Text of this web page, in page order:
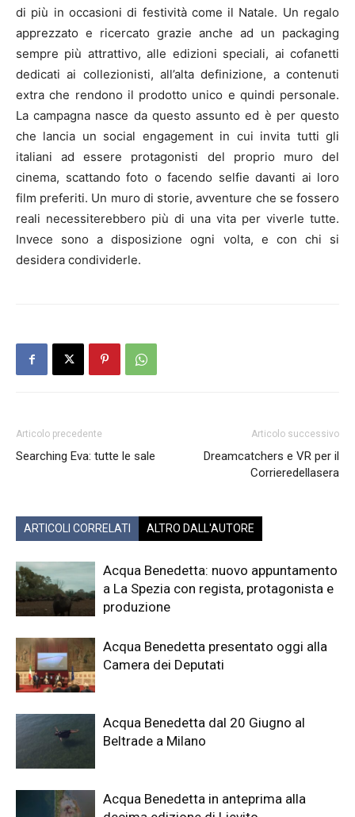
di più in occasioni di festività come il Natale. Un regalo
apprezzato e ricercato grazie anche ad un packaging
sempre più attrattivo, alle edizioni speciali, ai cofanetti
dedicati ai collezionisti, all’alta definizione, a contenuti
extra che rendono il prodotto unico e quindi personale.
La campagna nasce da questo assunto ed è per questo
che lancia un social engagement in cui invita tutti gli
italiani ad essere protagonisti del proprio muro del
cinema, scattando foto o facendo selfie davanti ai loro
film preferiti. Un muro di storie, avventure che se fossero
reali necessiterebbero più di una vita per viverle tutte.
Invece sono a disposizione ogni volta, e con chi si
desidera condividerle.
Articolo precedente
Searching Eva: tutte le sale
Articolo successivo
Dreamcatchers e VR per il
Corrieredellasera
ARTICOLI CORRELATI ALTRO DALL'AUTORE
Acqua Benedetta: nuovo appuntamento
a La Spezia con regista, protagonista e
produzione
Acqua Benedetta presentato oggi alla
Camera dei Deputati
Acqua Benedetta dal 20 Giugno al
Beltrade a Milano
Acqua Benedetta in anteprima alla